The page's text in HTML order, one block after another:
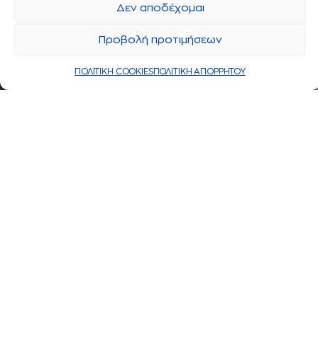
Δεν αποδέχομαι
Προβολή προτιμήσεων
ΠΟΛΙΤΙΚΗ COOKIESΠΟΛΙΤΙΚΗ ΑΠΟΡΡΗΤΟΥ